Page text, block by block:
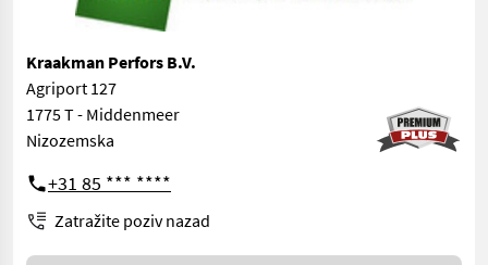
Kraakman Perfors B.V.
Agriport 127
1775 T - Middenmeer
Nizozemska
+31 85 *** ****
Zatražite poziv nazad